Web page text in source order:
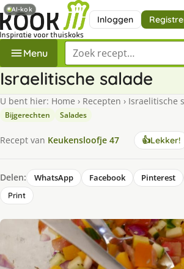
Inloggen
Menu Zoek een recept
Israelitische salade
U bent hier: Home › Recepten › Israelitische
Bijgerechten Salades
Recept van Keukensloofje 47 👍Lekker!
Delen: WhatsApp Facebook Pinterest
Print
AI-kok